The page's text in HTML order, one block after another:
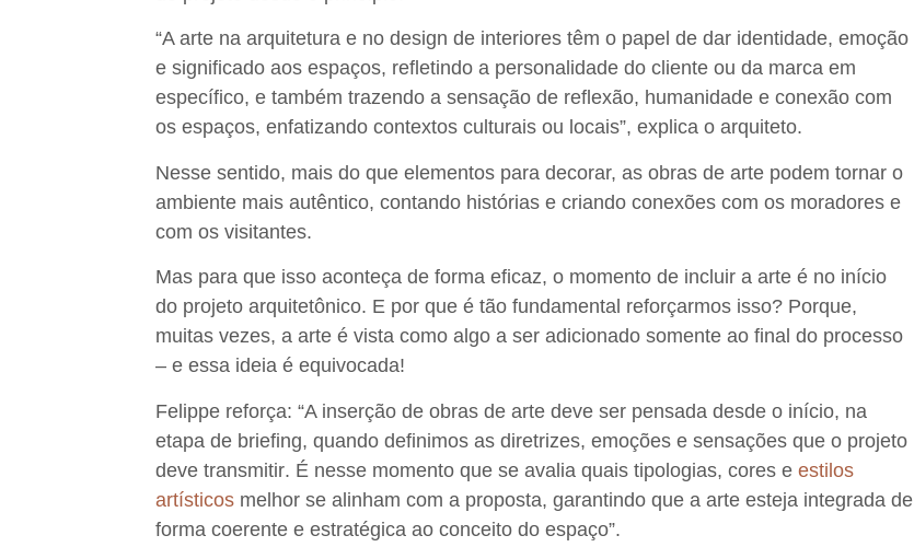
“A arte na arquitetura e no design de interiores têm o papel de dar identidade, emoção
e significado aos espaços, refletindo a personalidade do cliente ou da marca em
específico, e também trazendo a sensação de reflexão, humanidade e conexão com
os espaços, enfatizando contextos culturais ou locais”, explica o arquiteto.
Nesse sentido, mais do que elementos para decorar, as obras de arte podem tornar o
ambiente mais autêntico, contando histórias e criando conexões com os moradores e
com os visitantes.
Mas para que isso aconteça de forma eficaz, o momento de incluir a arte é no início
do projeto arquitetônico. E por que é tão fundamental reforçarmos isso? Porque,
muitas vezes, a arte é vista como algo a ser adicionado somente ao final do processo
– e essa ideia é equivocada!
Felippe reforça: “A inserção de obras de arte deve ser pensada desde o início, na
etapa de briefing, quando definimos as diretrizes, emoções e sensações que o projeto
deve transmitir. É nesse momento que se avalia quais tipologias, cores e estilos
artísticos melhor se alinham com a proposta, garantindo que a arte esteja integrada de
forma coerente e estratégica ao conceito do espaço”.